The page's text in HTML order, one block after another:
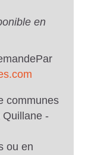
en
communes
Quillane -
ou en